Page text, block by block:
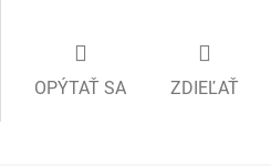
OPÝTAŤ SA ZDIEĽAŤ